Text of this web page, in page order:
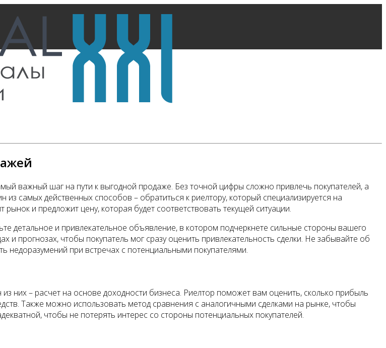
важный шаг на пути к выгодной продаже. Без точной цифры сложно привлечь покупателей, а
самых действенных способов – обратиться к риелтору, который специализируется на
и предложит цену, которая будет соответствовать текущей ситуации.
детальное и привлекательное объявление, в котором подчеркнете сильные стороны вашего
прогнозах, чтобы покупатель мог сразу оценить привлекательность сделки. Не забывайте об
при встречах с потенциальными покупателями.
них – расчет на основе доходности бизнеса. Риелтор поможет вам оценить, сколько прибыль
Также можно использовать метод сравнения с аналогичными сделками на рынке, чтобы
чтобы не потерять интерес со стороны потенциальных покупателей.